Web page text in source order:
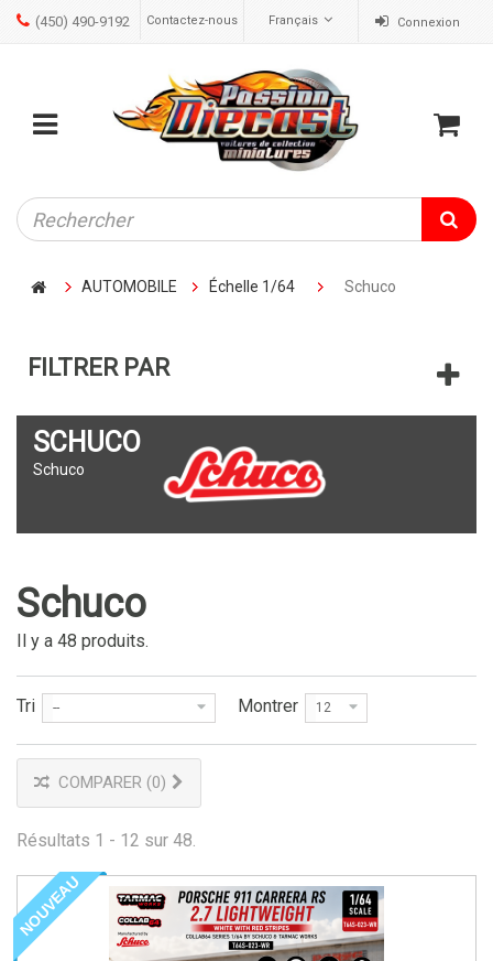
Connexion
Français
Contactez-nous
(450) 490-9192
Mobile
menu
Cart
AUTOMOBILE Échelle 1/64 Schuco
FILTRER PAR
SCHUCO
Schuco
Schuco
Il y a 48 produits.
Tri -- Montrer 12
COMPARER (0)
Résultats 1 - 12 sur 48.
NOUVEAU